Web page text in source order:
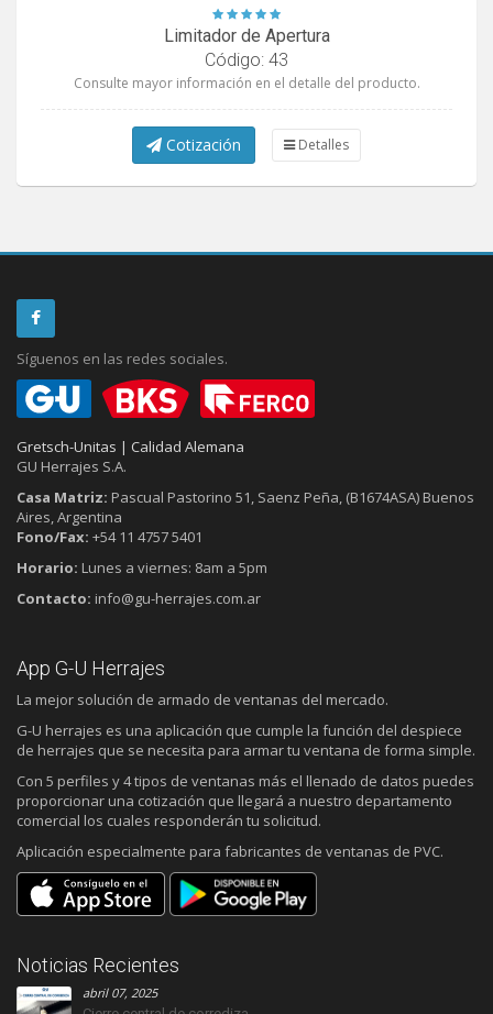
Limitador de Apertura
Código: 43
Consulte mayor información en el detalle del producto.
Cotización Detalles
Síguenos en las redes sociales.
Gretsch-Unitas | Calidad Alemana
GU Herrajes S.A.
Casa Matriz: Pascual Pastorino 51, Saenz Peña, (B1674ASA) Buenos
Aires, Argentina
Fono/Fax: +54 11 4757 5401
Horario: Lunes a viernes: 8am a 5pm
Contacto: info@gu-herrajes.com.ar
App G-U Herrajes
La mejor solución de armado de ventanas del mercado.
G-U herrajes es una aplicación que cumple la función del despiece
de herrajes que se necesita para armar tu ventana de forma simple.
Con 5 perfiles y 4 tipos de ventanas más el llenado de datos puedes
proporcionar una cotización que llegará a nuestro departamento
comercial los cuales responderán tu solicitud.
Aplicación especialmente para fabricantes de ventanas de PVC.
Noticias Recientes
abril 07, 2025